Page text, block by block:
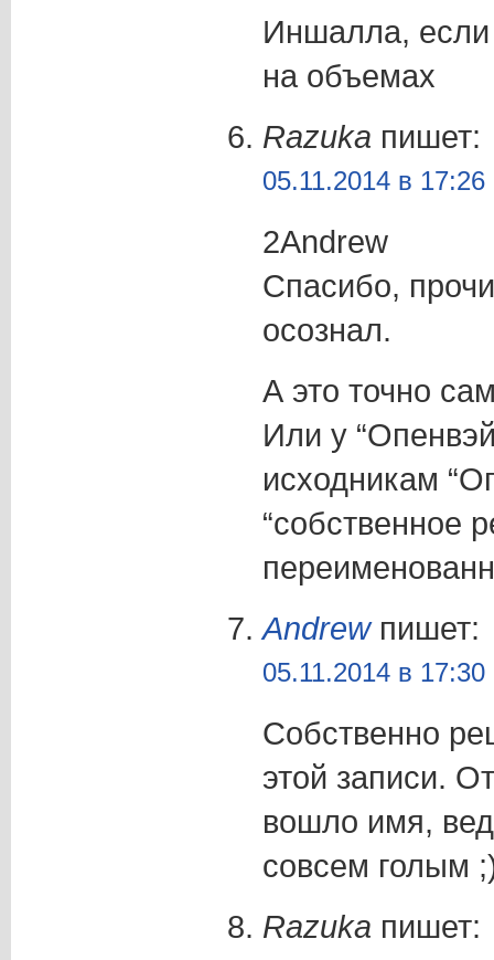
Иншалла, если
на объемах
Razuka пишет:
05.11.2014 в 17:26
2Andrew
Спасибо,
осознал.
А это точно
Или у
исходникам
“собственное
Andrewпишет:
05.11.2014 в 17:30
Собственно
этой записи.
вошло имя,
совсем голым
Razuka пишет: